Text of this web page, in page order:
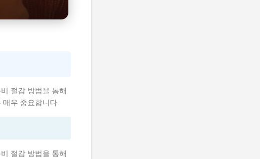
절감 방법을 통해
우 중요합니다.
절감 방법을 통해